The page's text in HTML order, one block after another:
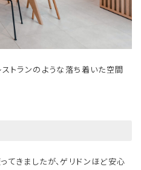
ストランのような落ち着いた空間
てきましたが、ゲリドンほど安心